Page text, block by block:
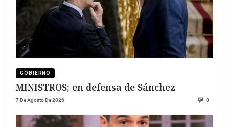
GOBIERNO
MINISTROS; en defensa de Sánchez
7 De Agosto De 2026 0